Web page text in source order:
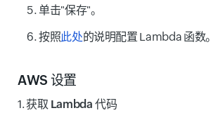
单击"保存"。
按照此处的说明配置 Lambda 函数。
AWS 设置
1.获取 Lambda 代码